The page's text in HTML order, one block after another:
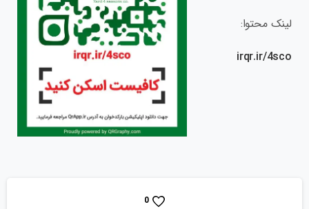
لینک محتوا:
irqr.ir/4sco
0